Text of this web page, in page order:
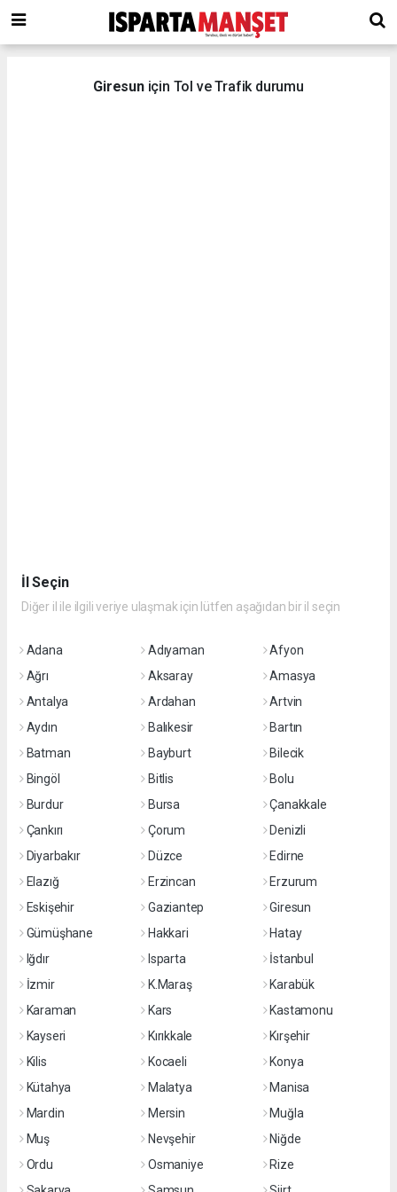
Giresun için Tol ve Trafik durumu
İl Seçin
Diğer il ile ilgili veriye ulaşmak için lütfen aşağıdan bir il seçin
Adana Adıyaman
Afyon
Ağrı
Aksaray
Amasya
Antalya
Ardahan
Artvin
Aydın
Balıkesir
Bartın
Batman
Bayburt
Bilecik
Bingöl
Bitlis
Bolu
Burdur
Bursa
Çanakkale
Çankırı
Çorum
Denizli
Diyarbakır
Düzce
Edirne
Elazığ
Erzincan
Erzurum
Eskişehir
Gaziantep
Giresun
Gümüşhane
Hakkari
Hatay
Iğdır
Isparta
İstanbul
İzmir
K.Maraş
Karabük
Karaman
Kars
Kastamonu
Kayseri
Kırıkkale
Kırşehir
Kilis
Kocaeli
Konya
Kütahya
Malatya
Manisa
Mardin
Mersin
Muğla
Muş
Nevşehir
Niğde
Ordu
Osmaniye
Rize